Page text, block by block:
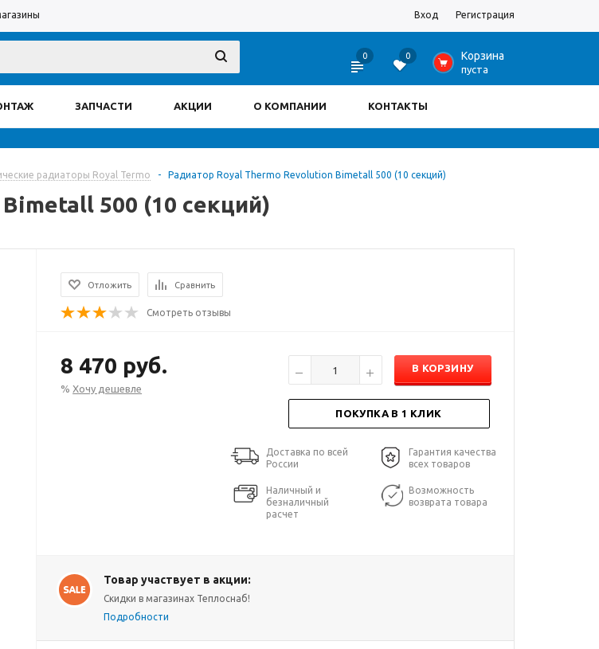
Вход Регистрация
0 0 0 Корзина
пуста
ЗАПЧАСТИ АКЦИИ О КОМПАНИИ КОНТАКТЫ
радиаторы Royal Termo - Радиатор Royal Thermo Revolution Bimetall 500 (10 секций)
500 (10 секций)
Отложить Сравнить
Смотреть отзывы
8 470 руб.
%Хочу дешевле
В КОРЗИНУ
ПОКУПКА В 1 КЛИК
Доставка по всей
России
Гарантия качества
всех товаров
Наличный и
безналичный
расчет
Возможность
возврата товара
Товар участвует в акции:
Cкидки в магазинах Теплоснаб!
Подробности